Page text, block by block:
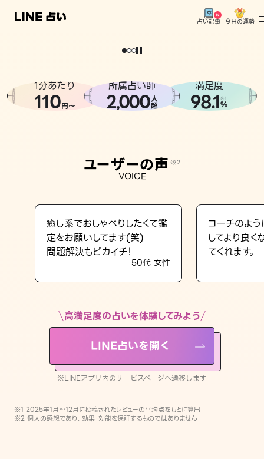
占い記事 今日の運勢
相談事例
占い記事
LINE占いを開く
※LINEアプリ内のサービスページへ遷移します
どうせなら
。
1分あたり
110円〜
所属占い師
2,000人
超
満足度
98.1※1
%
ユーザーの声 ※2
VOICE
癒し系でおしゃべりしたくて鑑
定をお願いしてます(笑)
問題解決もピカイチ！
50代 女性
コーチのよ
してより良
てくれます。
高満足度の占いを体験してみよう
LINE占いを開く
※LINEアプリ内のサービスページへ遷移します
※1 2025年1月〜12月に投稿されたレビューの平均点をもとに算出
※2 個人の感想であり、効果・効能を保証するものではありません